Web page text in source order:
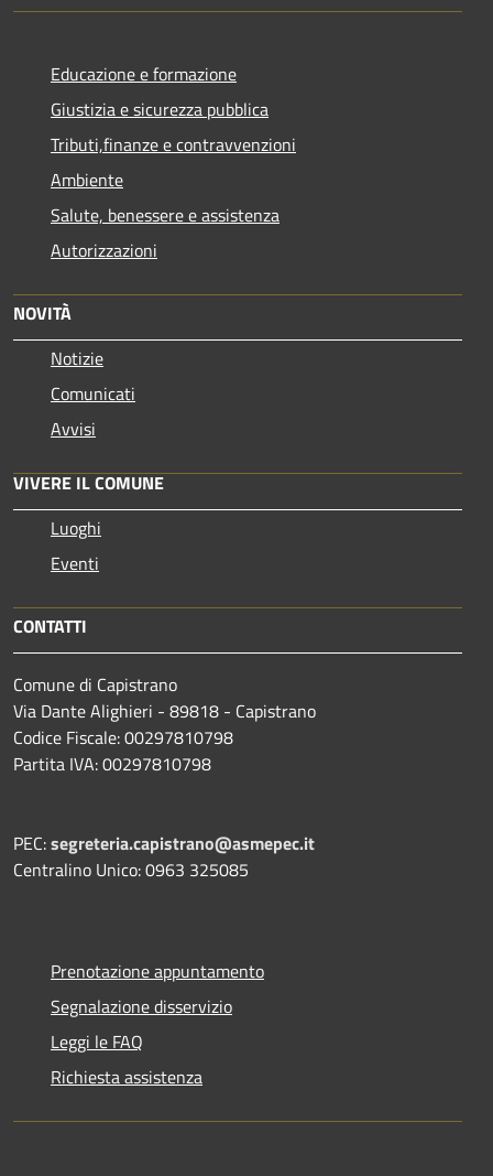
Educazione e formazione
Giustizia e sicurezza pubblica
Tributi,finanze e contravvenzioni
Ambiente
Salute, benessere e assistenza
Autorizzazioni
NOVITÀ
Notizie
Comunicati
Avvisi
VIVERE IL COMUNE
Luoghi
Eventi
CONTATTI
Comune di Capistrano
Via Dante Alighieri - 89818 - Capistrano
Codice Fiscale: 00297810798
Partita IVA: 00297810798
PEC:segreteria.capistrano@asmepec.it
Centralino Unico: 0963 325085
Prenotazione appuntamento
Segnalazione disservizio
Leggi le FAQ
Richiesta assistenza